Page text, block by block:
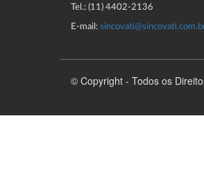
Tel.: (11) 4402-2136
E-mail:
© Copyright - Todos os